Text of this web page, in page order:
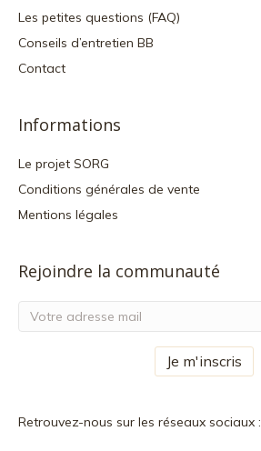
Les petites questions (FAQ)
Conseils d’entretien BB
Contact
Informations
Le projet SORG
Conditions générales de vente
Mentions légales
Rejoindre la communauté
Retrouvez-nous sur les réseaux sociaux :